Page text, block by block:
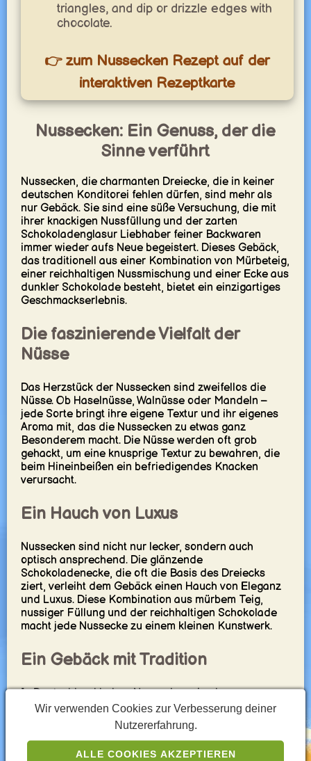
triangles, and dip or drizzle edges with
chocolate.
👉 zum Nussecken Rezept auf der
interaktiven Rezeptkarte
Nussecken: Ein Genuss, der die
Sinne verführt
Nussecken, die charmanten Dreiecke, die in keiner
deutschen Konditorei fehlen dürfen, sind mehr als
nur Gebäck. Sie sind eine süße Versuchung, die mit
ihrer knackigen Nussfüllung und der zarten
Schokoladenglasur Liebhaber feiner Backwaren
immer wieder aufs Neue begeistert. Dieses Gebäck,
das traditionell aus einer Kombination von Mürbeteig,
einer reichhaltigen Nussmischung und einer Ecke aus
dunkler Schokolade besteht, bietet ein einzigartiges
Geschmackserlebnis.
Die faszinierende Vielfalt der
Nüsse
Das Herzstück der Nussecken sind zweifellos die
Nüsse. Ob Haselnüsse, Walnüsse oder Mandeln –
jede Sorte bringt ihre eigene Textur und ihr eigenes
Aroma mit, das die Nussecken zu etwas ganz
Besonderem macht. Die Nüsse werden oft grob
gehackt, um eine knusprige Textur zu bewahren, die
beim Hineinbeißen ein befriedigendes Knacken
verursacht.
Ein Hauch von Luxus
Nussecken sind nicht nur lecker, sondern auch
optisch ansprechend. Die glänzende
Schokoladenecke, die oft die Basis des Dreiecks
ziert, verleiht dem Gebäck einen Hauch von Eleganz
und Luxus. Diese Kombination aus mürbem Teig,
nussiger Füllung und der reichhaltigen Schokolade
macht jede Nussecke zu einem kleinen Kunstwerk.
Ein Gebäck mit Tradition
In Deutschland haben Nussecken eine lange
Tradition und sind aus der Kaffeehauskultur nicht
wegzudenken. Sie werden oft zu Kaffee und Tee
gereicht und sind beliebt bei Jung und Alt. Die
Zubereitung von Nussecken wird in vielen Familien
Wir verwenden Cookies zur Verbesserung deiner
Nutzererfahrung.
ALLE COOKIES AKZEPTIEREN